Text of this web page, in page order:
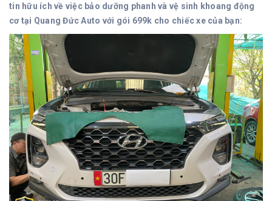
tin hữu ích về việc bảo dưỡng phanh và vệ sinh khoang động
cơ tại Quang Đức Auto với gói 699k cho chiếc xe của bạn: